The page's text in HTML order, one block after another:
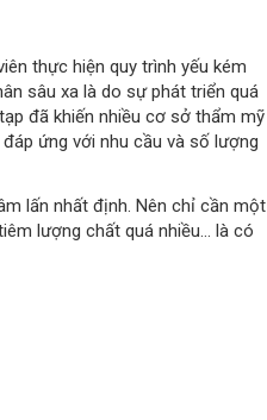
thực hiện quy trình yếu kém
sâu xa là do sự phát triển quá
đã khiến nhiều cơ sở thẩm mỹ
ứng với nhu cầu và số lượng
lấn nhất định. Nên chỉ cần một
lượng chất quá nhiều... là có